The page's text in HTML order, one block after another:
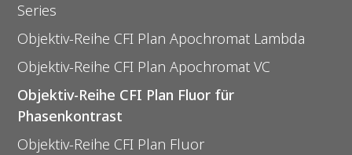
Series
Objektiv-Reihe CFI Plan Apochromat Lambda
Objektiv-Reihe CFI Plan Apochromat VC
Objektiv-Reihe CFI Plan Fluor für
Phasenkontrast
Objektiv-Reihe CFI Plan Fluor